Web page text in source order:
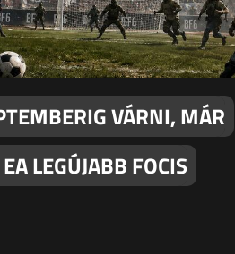
VÁRNI, MÁR
LEGÚJABB FOCIS